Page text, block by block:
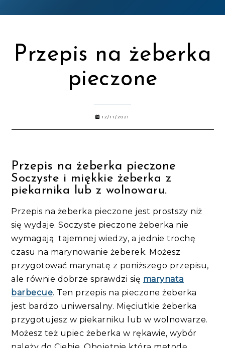
Przepis na żeberka
pieczone
12/11/2021
Przepis na żeberka pieczone
Soczyste i miękkie żeberka z
piekarnika lub z wolnowaru.
Przepis na żeberka pieczone jest prostszy niż
się wydaje. Soczyste pieczone żeberka nie
wymagają tajemnej wiedzy, a jednie trochę
czasu na marynowanie żeberek. Możesz
przygotować marynatę z poniższego przepisu,
ale równie dobrze sprawdzi się marynata
barbecue. Ten przepis na pieczone żeberka
jest bardzo uniwersalny. Mięciutkie żeberka
przygotujesz w piekarniku lub w wolnowarze.
Możesz też upiec żeberka w rękawie, wybór